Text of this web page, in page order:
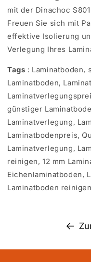
mit der Dinachoc
Freuen Sie sich mit
effektive Isolierung
Verlegung Ihres
Tags : Laminatboden,
Laminatboden,
günstiger
Laminatverlegung,
Laminatbodenpreis,
Laminatverlegung,
reinigen, 12 mm
Eichenlaminatboden,
Laminatboden reinigen